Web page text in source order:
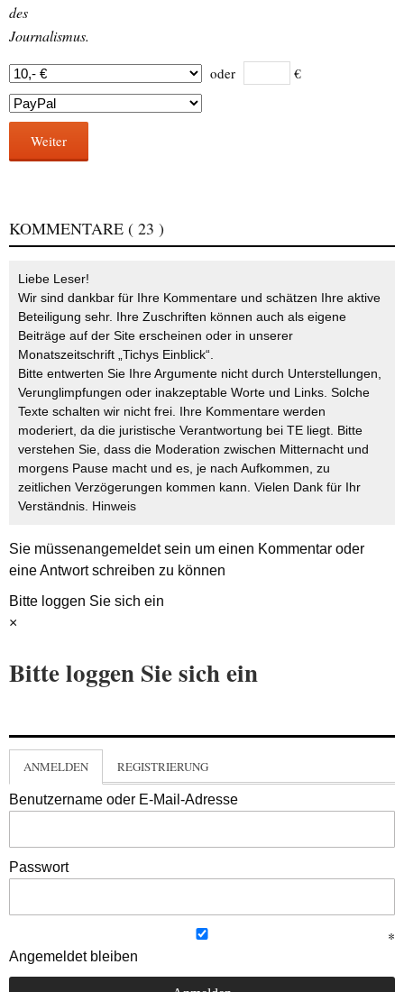
des
Journalismus.
oder €
Weiter
KOMMENTARE ( 23 )
Liebe Leser!
Wir sind dankbar für Ihre Kommentare und schätzen Ihre aktive
Beteiligung sehr. Ihre Zuschriften können auch als eigene
Beiträge auf der Site erscheinen oder in unserer
Monatszeitschrift „Tichys Einblick“.
Bitte entwerten Sie Ihre Argumente nicht durch Unterstellungen,
Verunglimpfungen oder inakzeptable Worte und Links. Solche
Texte schalten wir nicht frei. Ihre Kommentare werden
moderiert, da die juristische Verantwortung bei TE liegt. Bitte
verstehen Sie, dass die Moderation zwischen Mitternacht und
morgens Pause macht und es, je nach Aufkommen, zu
zeitlichen Verzögerungen kommen kann. Vielen Dank für Ihr
Verständnis. Hinweis
Sie müssenangemeldetsein um einen Kommentar oder
eine Antwort schreiben zu können
Bitte loggen Sie sich ein
×
Bitte loggen Sie sich ein
ANMELDEN REGISTRIERUNG
Benutzername oder E-Mail-Adresse
Passwort
Angemeldet bleiben